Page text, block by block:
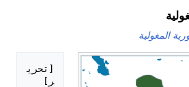
المغولية
[تحري
ر]